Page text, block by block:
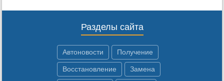
Разделы сайта
Автоновости Получение
Восстановление Замена